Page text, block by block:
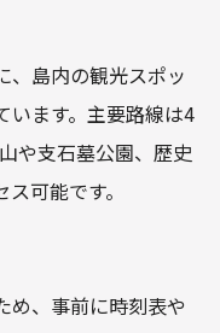
、島内の観光スポッ
います。主要路線は4
や支石墓公園、歴史
可能です。
め、事前に時刻表や